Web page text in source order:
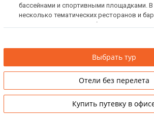
бассейнами и спортивными площадками. В
несколько тематических ресторанов и
Отличное место для любителей
Выбрать тур
Отели без перелета
Купить путевку в